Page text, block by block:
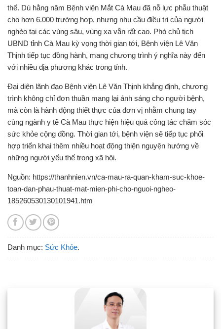
thể. Dù hằng năm Bệnh viện Mắt Cà Mau đã nỗ lực phẫu thuật
cho hơn 6.000 trường hợp, nhưng nhu cầu điều trị của người
nghèo tại các vùng sâu, vùng xa vẫn rất cao. Phó chủ tịch
UBND tỉnh Cà Mau kỳ vọng thời gian tới, Bệnh viện Lê Văn
Thịnh tiếp tục đồng hành, mang chương trình ý nghĩa này đến
với nhiều địa phương khác trong tỉnh.
Đại diện lãnh đạo Bệnh viện Lê Văn Thịnh khẳng định, chương
trình không chỉ đơn thuần mang lại ánh sáng cho người bệnh,
mà còn là hành động thiết thực của đơn vị nhằm chung tay
cùng ngành y tế Cà Mau thực hiện hiệu quả công tác chăm sóc
sức khỏe cộng đồng. Thời gian tới, bệnh viện sẽ tiếp tục phối
hợp triển khai thêm nhiều hoạt động thiện nguyện hướng về
những người yếu thế trong xã hội.
Nguồn: https://thanhnien.vn/ca-mau-ra-quan-kham-suc-khoe-
toan-dan-phau-thuat-mat-mien-phi-cho-nguoi-ngheo-
185260530130101941.htm
Danh mục: Sức Khỏe.